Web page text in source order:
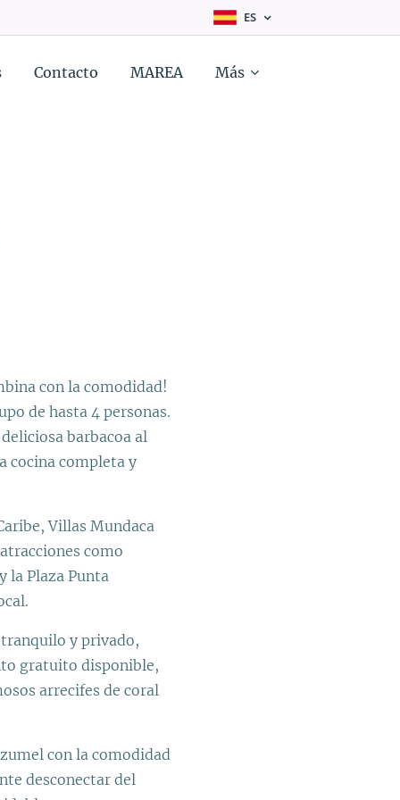
ES
Contacto MAREA Más
con la comodidad!
de hasta 4 personas.
barbacoa al
cocina completa y
Villas Mundaca
como
la Plaza Punta
y privado,
gratuito disponible,
arrecifes de coral
con la comodidad
desconectar del